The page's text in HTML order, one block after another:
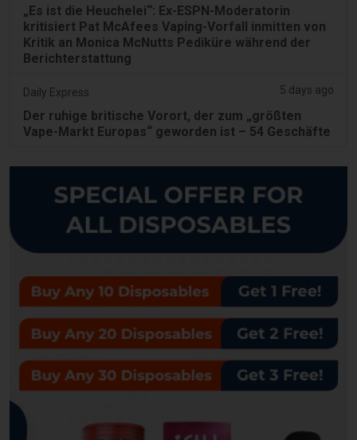
„Es ist die Heuchelei“: Ex-ESPN-Moderatorin
kritisiert Pat McAfees Vaping-Vorfall inmitten von
Kritik an Monica McNutts Pediküre während der
Berichterstattung
Daily Express 5 days ago
Der ruhige britische Vorort, der zum „größten
Vape-Markt Europas“ geworden ist – 54 Geschäfte